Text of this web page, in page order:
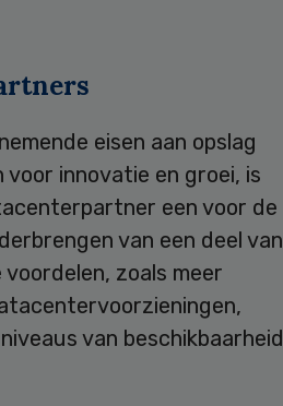
eisen aan opslag
innovatie en groei, is
een voor de
van een deel van
zoals meer
van beschikbaarheid